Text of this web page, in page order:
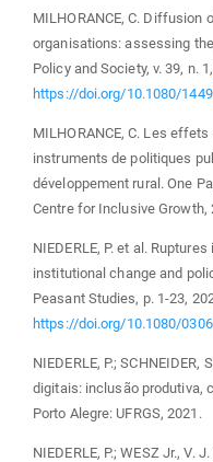
MILHORANCE, C. Diffusion
organisations: assessing
Policy and Society, v. 39, n.
https://doi.org/10.1080/
MILHORANCE, C. Les
instruments de politiques
développement rural. One
Centre for Inclusive Growth,
NIEDERLE, P. et al.
institutional change and
Peasant Studies, p. 1-23,
https://doi.org/10.1080/
NIEDERLE, P.;
digitais: inclusão produtiva,
Porto Alegre: UFRGS, 2021.
NIEDERLE, P.; WESZ Jr., V.